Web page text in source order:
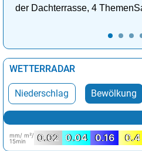
der Dachterrasse, 4
WETTERRADAR
Niederschlag Bewölkung
mm/ m²/
15min
0.02 0.04 0.16 0.4